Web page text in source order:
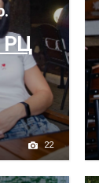
РЦ
22